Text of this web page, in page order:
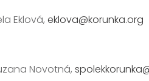
Eklová, eklova@korunka.org
Novotná,